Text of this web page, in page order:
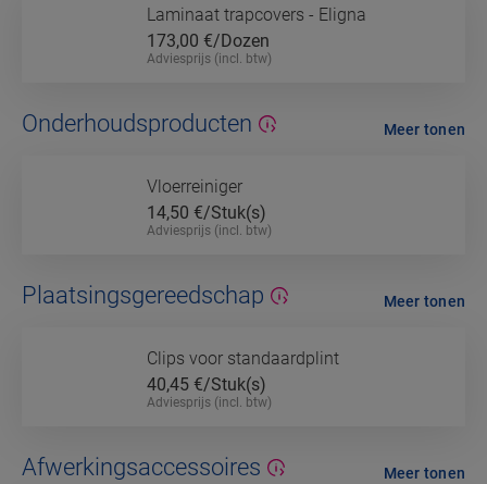
Laminaat trapcovers - Eligna
173,00 €/Dozen
Adviesprijs (incl. btw)
Onderhoudsproducten
Vloerreiniger
14,50 €/Stuk(s)
Adviesprijs (incl. btw)
Meer tonen
Plaatsingsgereedschap
Clips voor standaardplint
40,45 €/Stuk(s)
Adviesprijs (incl. btw)
Meer tonen
Afwerkingsaccessoires Meer tonen